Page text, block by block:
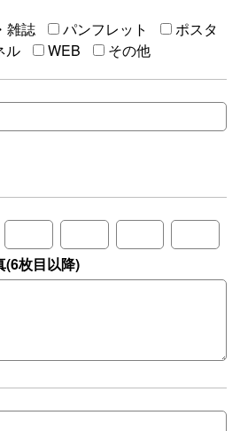
雑誌 パンフレット
ポスタ
ル
WEB その他
(6枚目以降)